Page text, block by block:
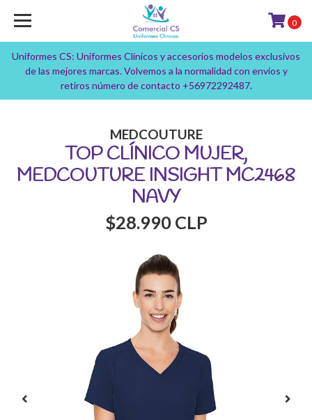
Uniformes CS: Uniformes Clínicos y accesorios modelos exclusivos
de las mejores marcas. Volvemos a la normalidad con envíos y
retiros número de contacto +56972292487.
0
MEDCOUTURE
TOP CLÍNICO MUJER,
MEDCOUTURE INSIGHT MC2468
NAVY
$28.990 CLP